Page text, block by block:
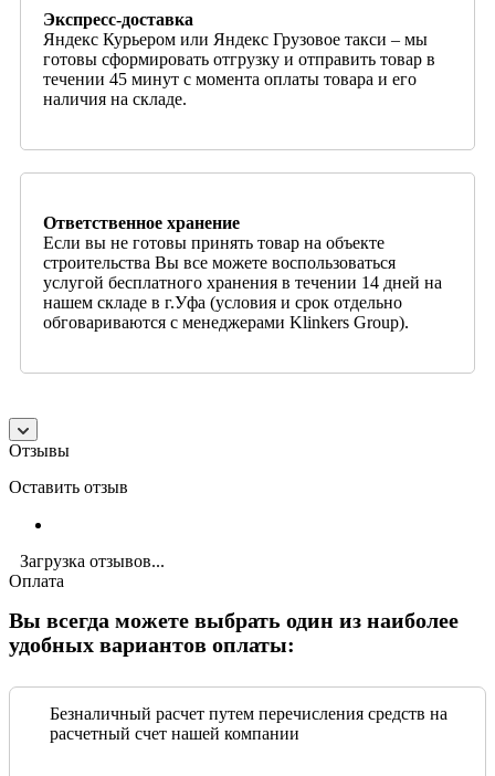
Экспресс-доставка
Яндекс Курьером или Яндекс Грузовое такси – мы
готовы сформировать отгрузку и отправить товар в
течении 45 минут с момента оплаты товара и его
наличия на складе.
Ответственное хранение
Если вы не готовы принять товар на объекте
строительства Вы все можете воспользоваться
услугой бесплатного хранения в течении 14 дней на
нашем складе в г.Уфа (условия и срок отдельно
обговариваются с менеджерами Klinkers Group).
Отзывы
Оставить отзыв
Загрузка отзывов...
Оплата
Вы всегда можете выбрать один из наиболее
удобных вариантов оплаты:
Безналичный расчет путем перечисления средств на
расчетный счет нашей компании